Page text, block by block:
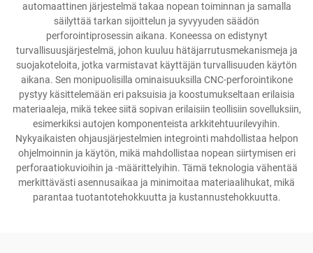
automaattinen järjestelmä takaa nopean toiminnan ja samalla
säilyttää tarkan sijoittelun ja syvyyuden säädön
perforointiprosessin aikana. Koneessa on edistynyt
turvallisuusjärjestelmä, johon kuuluu hätäjarrutusmekanismeja ja
suojakoteloita, jotka varmistavat käyttäjän turvallisuuden käytön
aikana. Sen monipuolisilla ominaisuuksilla CNC-perforointikone
pystyy käsittelemään eri paksuisia ja koostumukseltaan erilaisia
materiaaleja, mikä tekee siitä sopivan erilaisiin teollisiin sovelluksiin,
esimerkiksi autojen komponenteista arkkitehtuurilevyihin.
Nykyaikaisten ohjausjärjestelmien integrointi mahdollistaa helpon
ohjelmoinnin ja käytön, mikä mahdollistaa nopean siirtymisen eri
perforaatiokuvioihin ja -määrittelyihin. Tämä teknologia vähentää
merkittävästi asennusaikaa ja minimoitaa materiaalihukat, mikä
parantaa tuotantotehokkuutta ja kustannustehokkuutta.